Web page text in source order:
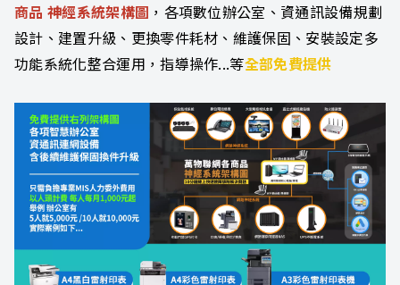
商品 神經系統架構圖 ，各項數位辦公室、資通訊設備規劃
設計、建置升級、更換零件耗材、維護保固、安裝設定多
功能系統化整合運用，指導操作...等全部免費提供